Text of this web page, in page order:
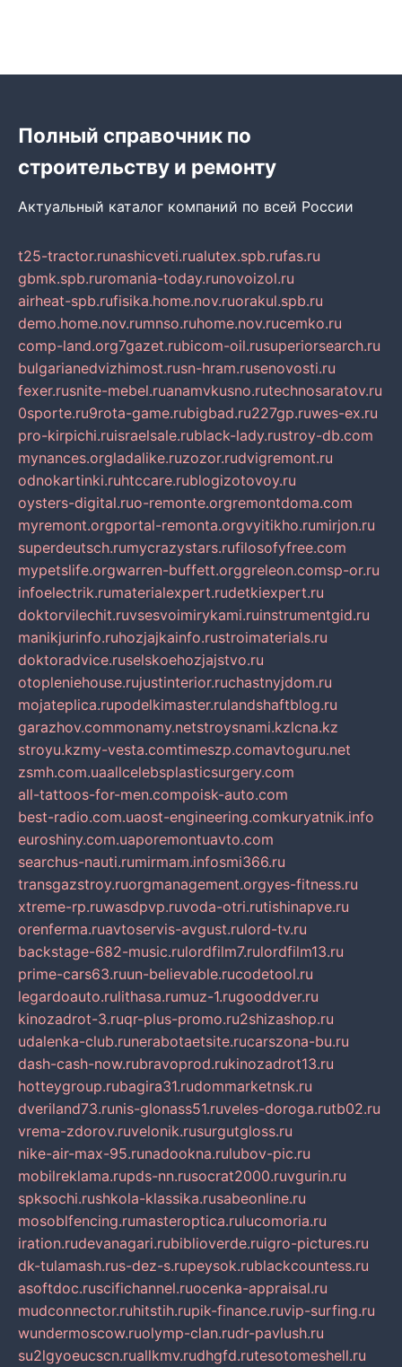
Полный справочник по
строительству и ремонту
Актуальный каталог компаний по всей России
t25-tractor.runashicveti.rualutex.spb.rufas.ru
gbmk.spb.ruromania-today.runovoizol.ru
airheat-spb.rufisika.home.nov.ruorakul.spb.ru
demo.home.nov.rumnso.ruhome.nov.rucemko.ru
comp-land.org7gazet.rubicom-oil.rusuperiorsearch.ru
bulgarianedvizhimost.rusn-hram.rusenovosti.ru
fexer.rusnite-mebel.ruanamvkusno.rutechnosaratov.ru
0sporte.ru9rota-game.rubigbad.ru227gp.ruwes-ex.ru
pro-kirpichi.ruisraelsale.rublack-lady.rustroy-db.com
mynances.orgladalike.ruzozor.rudvigremont.ru
odnokartinki.ruhtccare.rublogizotovoy.ru
oysters-digital.ruo-remonte.orgremontdoma.com
myremont.orgportal-remonta.orgvyitikho.rumirjon.ru
superdeutsch.rumycrazystars.rufilosofyfree.com
mypetslife.orgwarren-buffett.orggreleon.comsp-or.ru
infoelectrik.rumaterialexpert.rudetkiexpert.ru
doktorvilechit.ruvsesvoimirykami.ruinstrumentgid.ru
manikjurinfo.ruhozjajkainfo.rustroimaterials.ru
doktoradvice.ruselskoehozjajstvo.ru
otopleniehouse.rujustinterior.ruchastnyjdom.ru
mojateplica.rupodelkimaster.rulandshaftblog.ru
garazhov.commonamy.netstroysnami.kzlcna.kz
stroyu.kzmy-vesta.comtimeszp.comavtoguru.net
zsmh.com.uaallcelebsplasticsurgery.com
all-tattoos-for-men.compoisk-auto.com
best-radio.com.uaost-engineering.comkuryatnik.info
euroshiny.com.uaporemontuavto.com
searchus-nauti.rumirmam.infosmi366.ru
transgazstroy.ruorgmanagement.orgyes-fitness.ru
xtreme-rp.ruwasdpvp.ruvoda-otri.rutishinapve.ru
orenferma.ruavtoservis-avgust.rulord-tv.ru
backstage-682-music.rulordfilm7.rulordfilm13.ru
prime-cars63.ruun-believable.rucodetool.ru
legardoauto.rulithasa.rumuz-1.rugooddver.ru
kinozadrot-3.ruqr-plus-promo.ru2shizashop.ru
udalenka-club.runerabotaetsite.rucarszona-bu.ru
dash-cash-now.rubravoprod.rukinozadrot13.ru
hotteygroup.rubagira31.rudommarketnsk.ru
dveriland73.runis-glonass51.ruveles-doroga.rutb02.ru
vrema-zdorov.ruvelonik.rusurgutgloss.ru
nike-air-max-95.runadookna.rulubov-pic.ru
mobilreklama.rupds-nn.rusocrat2000.ruvgurin.ru
spksochi.rushkola-klassika.rusabeonline.ru
mosoblfencing.rumasteroptica.rulucomoria.ru
iration.rudevanagari.rubiblioverde.ruigro-pictures.ru
dk-tulamash.rus-dez-s.rupeysok.rublackcountess.ru
asoftdoc.ruscifichannel.ruocenka-appraisal.ru
mudconnector.ruhitstih.rupik-finance.ruvip-surfing.ru
wundermoscow.ruolymp-clan.rudr-pavlush.ru
su2lgyoeucscn.ruallkmv.rudhgfd.rutesotomeshell.ru